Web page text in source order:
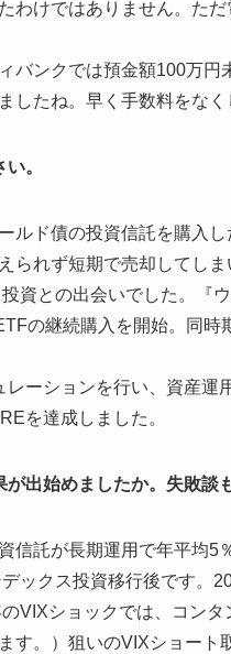
わけではありません。た
バンクでは預金額100万
したね。早く手数料をな
。
ルド債の投資信託を購入
られず短期で売却してしま
資との出会いでした。『
の継続購入を開始。同
ーションを行い、資産運
を達成しました。
出始めましたか。失敗談
信託が長期運用で年平均5
ックス投資移行後です。
VIXショックでは、コン
す。）狙いのVIXショー